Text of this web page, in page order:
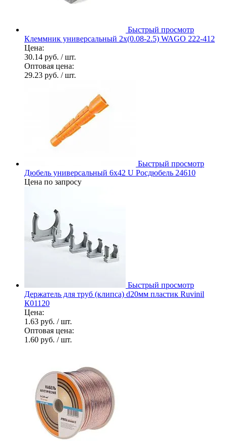
Быстрый просмотр
Клеммник универсальный 2х(0.08-2.5) WAGO 222-412
Цена:
30.14 руб. / шт.
Оптовая цена:
29.23 руб. / шт.
Быстрый просмотр
Дюбель универсальный 6х42 U Росдюбель 24610
Цена по запросу
Быстрый просмотр
Держатель для труб (клипса) d20мм пластик Ruvinil
К01120
Цена:
1.63 руб. / шт.
Оптовая цена:
1.60 руб. / шт.